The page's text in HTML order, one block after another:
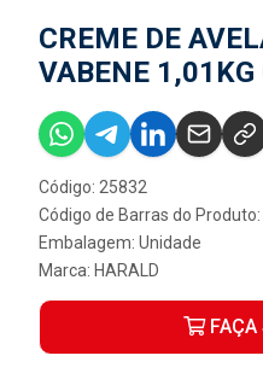
CREME DE
VABENE
Código: 25832
Código de Barras do
Embalagem: Unidade
Marca: HARALD
FAÇA